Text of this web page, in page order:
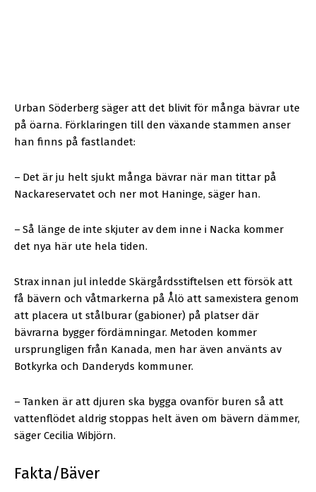
Urban Söderberg säger att det blivit för många bävrar ute
på öarna. Förklaringen till den växande stammen anser
han finns på fastlandet:
– Det är ju helt sjukt många bävrar när man tittar på
Nackareservatet och ner mot Haninge, säger han.
– Så länge de inte skjuter av dem inne i Nacka kommer
det nya här ute hela tiden.
Strax innan jul inledde Skärgårdsstiftelsen ett försök att
få bävern och våtmarkerna på Ålö att samexistera genom
att placera ut stålburar (gabioner) på platser där
bävrarna bygger fördämningar. Metoden kommer
ursprungligen från Kanada, men har även använts av
Botkyrka och Danderyds kommuner.
– Tanken är att djuren ska bygga ovanför buren så att
vattenflödet aldrig stoppas helt även om bävern dämmer,
säger Cecilia Wibjörn.
Fakta/Bäver